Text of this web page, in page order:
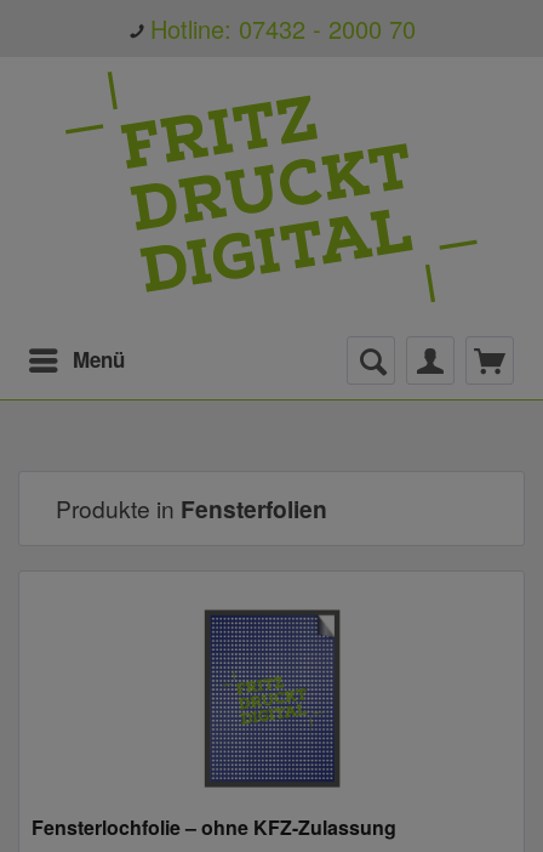
Hotline: 07432 - 2000 70
Menü
Produkte in Fensterfolien
Fensterlochfolie – ohne KFZ-Zulassung